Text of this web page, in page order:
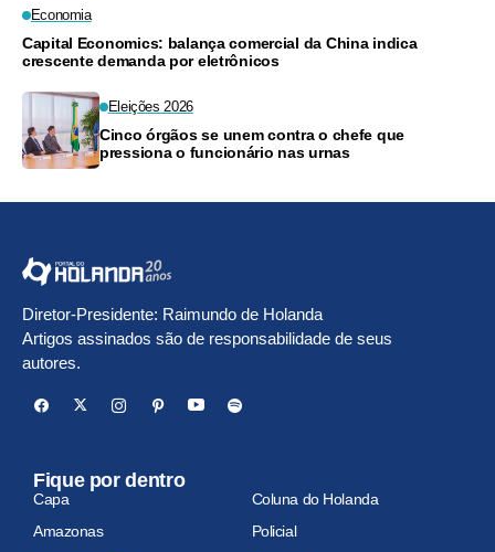
Economia
Capital Economics: balança comercial da China indica
crescente demanda por eletrônicos
Eleições 2026
Cinco órgãos se unem contra o chefe que
pressiona o funcionário nas urnas
Diretor-Presidente: Raimundo de Holanda
Artigos assinados são de responsabilidade de seus
autores.
Fique por dentro
Capa
Coluna do Holanda
Amazonas
Policial